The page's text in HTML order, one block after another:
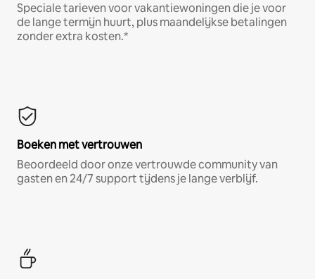
Speciale tarieven voor vakantiewoningen die je voor
de lange termijn huurt, plus maandelijkse betalingen
zonder extra kosten.*
Boeken met vertrouwen
Beoordeeld door onze vertrouwde community van
gasten en 24/7 support tijdens je lange verblijf.